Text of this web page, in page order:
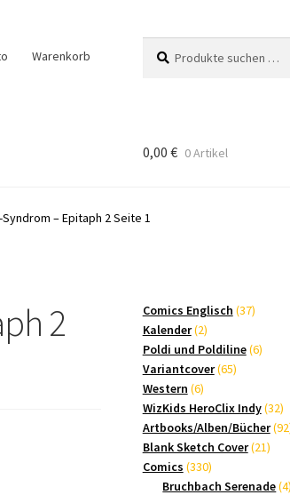
Warenkorb
nach:
0,00 € 0 Artikel
– Epitaph 2 Seite 1
2 Comics Englisch 3737
Kalender 22
Produkte
Poldi und Poldiline 66
Variantcover 6565
Western 66
Produkte
WizKids HeroClix Indy 3232
Artbooks/Alben/Bücher 92
Blank Sketch Cover 2121
Comics 330330
Produkte
Bruchbach Serenade 44